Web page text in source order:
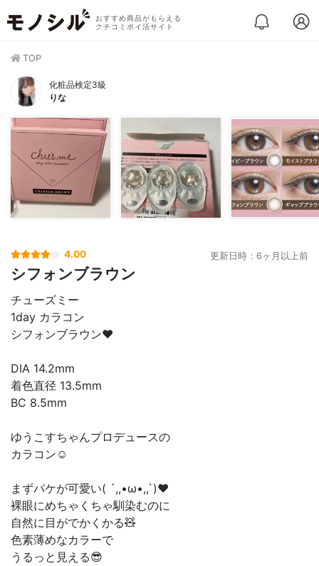
おすすめ商品がもらえる
クチコミポイ活サイト
TOP
化粧品検定3級
りな
4.00 更新日時：6ヶ月以上前
シフォンブラウン
チューズミー
1day カラコン
シフォンブラウン❤️
DIA 14.2mm
着色直径 13.5mm
BC 8.5mm
ゆうこすちゃんプロデュースの
カラコン☺️
まずパケが可愛い( ´,,•ω•,,`)❤️
裸眼にめちゃくちゃ馴染むのに
自然に目がでかくかる🧸
色素薄めなカラーで
うるっと見える😎